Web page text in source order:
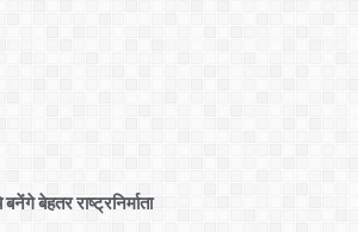
बेहतर राष्ट्रनिर्माता